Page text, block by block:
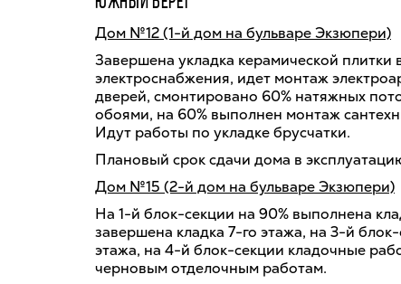
Дом №12 (1-й дом на бульваре Экзюпери)
Завершена укладка керамической плитки
электроснабжения, идет монтаж
дверей, смонтировано 60% натяжных
обоями, на 60% выполнен монтаж
Идут работы по укладке брусчатки.
Плановый срок сдачи дома в
Дом №15 (2-й дом на бульваре Экзюпери)
На 1-й блок-секции на 90% выполнена
завершена кладка 7-го этажа, на 3-й
этажа, на 4-й блок-секции кладочные
черновым отделочным работам.